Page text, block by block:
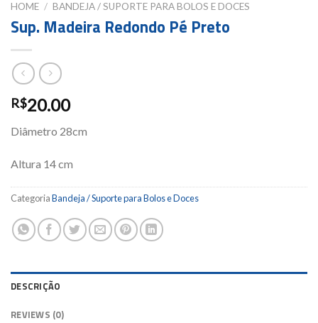
HOME / BANDEJA / SUPORTE PARA BOLOS E DOCES
Sup. Madeira Redondo Pé Preto
R$20.00
Diâmetro 28cm
Altura 14 cm
CategoriaBandeja / Suporte para Bolos e Doces
DESCRIÇÃO
REVIEWS (0)